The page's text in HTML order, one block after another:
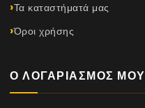
Τα καταστήματά μας
Όροι χρήσης
Ο ΛΟΓΑΡΙΑΣΜΌΣ ΜΟΥ